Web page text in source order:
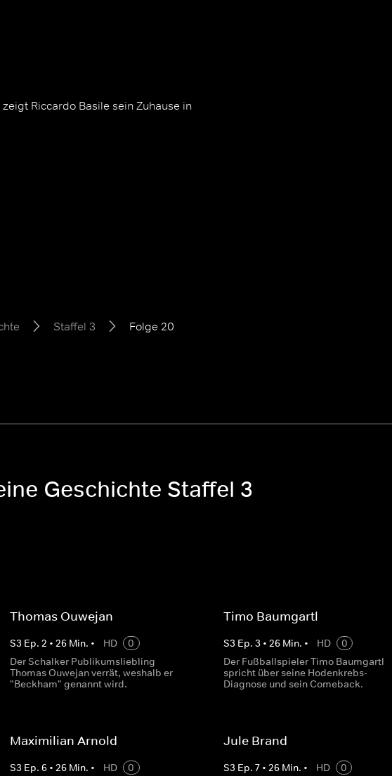
Riccardo Basile sein Zuhause in
Staffel 3 Folge 20
Geschichte Staffel 3
Thomas Ouwejan
S3 Ep.2 •26 Min. • HD
0
Der Schalker Publikumsliebling
Thomas Ouwejan verrät, weshalb er
"Beckham" genannt wird.
Timo Baumgartl
S3 Ep. 3 • 26Min. • HD
0
Der Fußballspieler Timo Baumgartl
spricht über seine Hodenkrebs-
Diagnose und sein Comeback.
Maximilian Arnold
S3 Ep.6 •26 Min. • HD
0
Jule Brand
S3 Ep. 7• 26Min. • HD
0